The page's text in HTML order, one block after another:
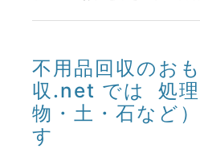
不用品回収のお
収.net では 処理
物・土・石など
す